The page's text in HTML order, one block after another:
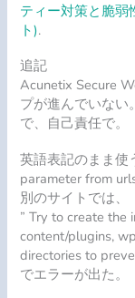
ティー対策と脆弱
ト).
追記
Acunetix Secure
プが進んでいない
で、自己責任で。
英語表記のまま使
parameter from
別のサイトでは、
” Try to create
content/plugins,
directories to
でエラーが出た。